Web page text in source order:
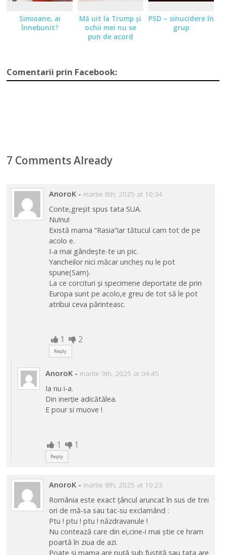
Simioane, ai
înnebunit?
Mă uit la Trump şi
ochii mei nu se
pun de acord
PSD – sinucidere în
grup
Comentarii prin Facebook:
7 Comments Already
AnoroK - martie 8th, 2025 at 10:34
Conte,greșit spus tata SUA.
Nu!nu!
Există mama “Rasia”iar tătucul cam tot de pe
acolo e.
I-a mai gândește-te un pic.
Yancheilor nici măcar uncheș nu le pot
spune(Sam).
La ce corcituri și specimene deportate de prin
Europa sunt pe acolo,e greu de tot să le pot
atribui ceva părinteasc.
1 2
Reply
AnoroK - martie 9th, 2025 at 04:45
Ia nu i-a.
Din inerție adicătălea.
E pour si muove !
1 1
Reply
AnoroK - martie 8th, 2025 at 10:23
România este exact țâncul aruncat în sus de trei
ori de mă-sa sau tac-su exclamând :
Ptu ! ptu ! ptu ! năzdravanule !
Nu contează care din ei,cine-i mai știe ce hram
poartă în ziua de azi.
Poate și mama are puță sub fustiță sau tata are